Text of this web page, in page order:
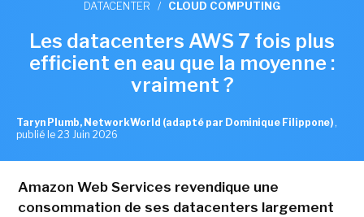
DATACENTER / CLOUD COMPUTING
Les datacenters AWS 7 fois plus
efficient en eau que la moyenne :
vraiment ?
Taryn Plumb, NetworkWorld (adapté par Dominique Filippone) ,
publié le 23 Juin 2026
Amazon Web Services revendique une
consommation de ses datacenters largement